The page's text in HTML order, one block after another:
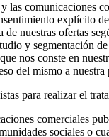
las comunicaciones
explícito
nuestras ofertas
y segmentación
nos conste en
del mismo a nuestra
para realizar el
comerciales
sociales o